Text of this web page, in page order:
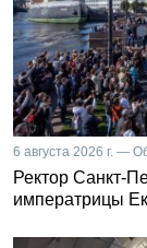
6 августа 2026 г. —
Ректор Санкт-
императрицы